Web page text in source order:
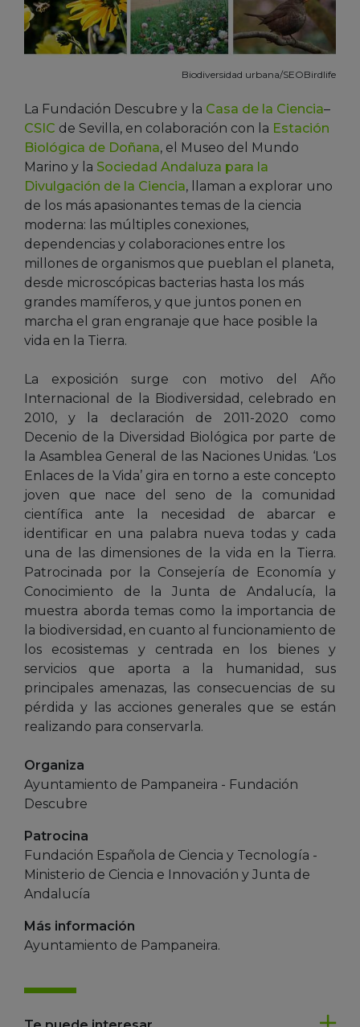
Biodiversidad urbana/SEOBirdlife
La Fundación Descubre y la Casa de la Ciencia–
CSIC de Sevilla, en colaboración con la Estación
Biológica de Doñana, el Museo del Mundo
Marino y la Sociedad Andaluza para la
Divulgación de la Ciencia, llaman a explorar uno
de los más apasionantes temas de la ciencia
moderna: las múltiples conexiones,
dependencias y colaboraciones entre los
millones de organismos que pueblan el planeta,
desde microscópicas bacterias hasta los más
grandes mamíferos, y que juntos ponen en
marcha el gran engranaje que hace posible la
vida en la Tierra.
La exposición surge con motivo del Año
Internacional de la Biodiversidad, celebrado en
2010, y la declaración de 2011-2020 como
Decenio de la Diversidad Biológica por parte de
la Asamblea General de las Naciones Unidas. ‘Los
Enlaces de la Vida’ gira en torno a este concepto
joven que nace del seno de la comunidad
científica ante la necesidad de abarcar e
identificar en una palabra nueva todas y cada
una de las dimensiones de la vida en la Tierra.
Patrocinada por la Consejería de Economía y
Conocimiento de la Junta de Andalucía, la
muestra aborda temas como la importancia de
la biodiversidad, en cuanto al funcionamiento de
los ecosistemas y centrada en los bienes y
servicios que aporta a la humanidad, sus
principales amenazas, las consecuencias de su
pérdida y las acciones generales que se están
realizando para conservarla.
Organiza
Ayuntamiento de Pampaneira - Fundación
Descubre
Patrocina
Fundación Española de Ciencia y Tecnología -
Ministerio de Ciencia e Innovación y Junta de
Andalucía
Más información
Ayuntamiento de Pampaneira.